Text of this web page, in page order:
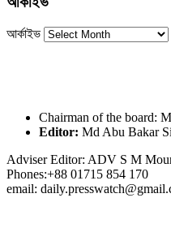
আর্কাইভ
Chairman of the board:
Editor: Md Abu Bakar
Adviser Editor: ADV S M
Phones:+88 01715 854 170
email: